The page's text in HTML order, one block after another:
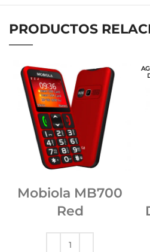
PRODUCTOS
Mobiola MB700
Red